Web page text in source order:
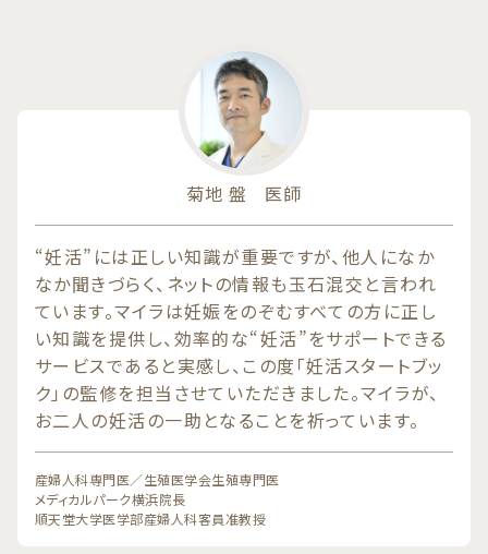
菊地 盤 医師
“妊活”には正しい知識が重要ですが、他人になか
なか聞きづらく、ネットの情報も玉石混交と言われ
ています。マイラは妊娠をのぞむすべての方に正し
い知識を提供し、効率的な“妊活”をサポートできる
サービスであると実感し、この度「妊活スタートブッ
ク」の監修を担当させていただきました。マイラが、
お二人の妊活の一助となることを祈っています。
産婦人科専門医／生殖医学会生殖専門医
メディカルパーク横浜院長
順天堂大学医学部産婦人科客員准教授